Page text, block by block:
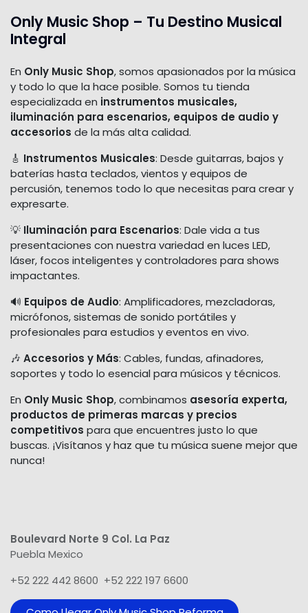
Only Music Shop – Tu Destino Musical
Integral
En Only Music Shop, somos apasionados por la música
y todo lo que la hace posible. Somos tu tienda
especializada en instrumentos musicales,
iluminación para escenarios, equipos de audio y
accesorios de la más alta calidad.
🎸 Instrumentos Musicales: Desde guitarras, bajos y
baterías hasta teclados, vientos y equipos de
percusión, tenemos todo lo que necesitas para crear y
expresarte.
💡 Iluminación para Escenarios: Dale vida a tus
presentaciones con nuestra variedad en luces LED,
láser, focos inteligentes y controladores para shows
impactantes.
🔊 Equipos de Audio: Amplificadores, mezcladoras,
micrófonos, sistemas de sonido portátiles y
profesionales para estudios y eventos en vivo.
🎶 Accesorios y Más: Cables, fundas, afinadores,
soportes y todo lo esencial para músicos y técnicos.
En Only Music Shop, combinamos asesoría experta,
productos de primeras marcas y precios
competitivos para que encuentres justo lo que
buscas. ¡Visítanos y haz que tu música suene mejor que
nunca!
Boulevard Norte 9 Col. La Paz
Puebla Mexico
+52 222 442 8600 +52 222 197 6600